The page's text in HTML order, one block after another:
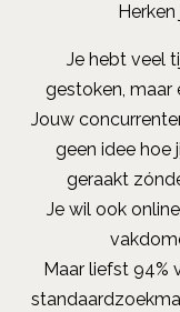
Je hebt veel
gestoken, maar
Jouw
geen idee hoe
geraakt
Je wil ook
Maar liefst 94%